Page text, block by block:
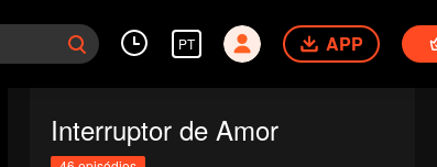
PT APP
Interruptor de Amor